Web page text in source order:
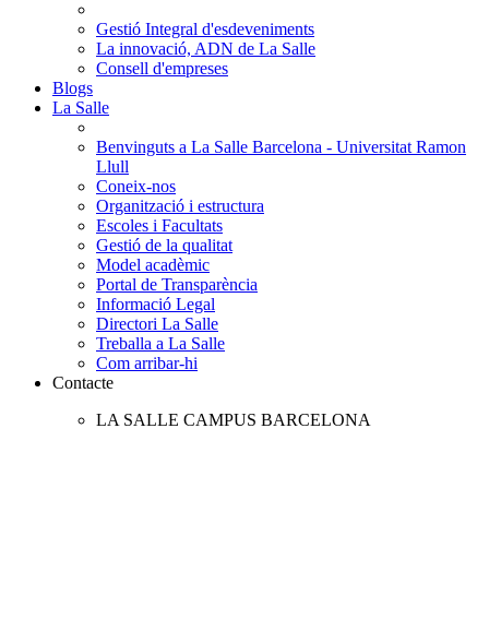
Gestió Integral d'esdeveniments
La innovació, ADN de La Salle
Consell d'empreses
Blogs
La Salle
Benvinguts a La Salle Barcelona - Universitat Ramon
Llull
Coneix-nos
Organització i estructura
Escoles i Facultats
Gestió de la qualitat
Model acadèmic
Portal de Transparència
Informació Legal
Directori La Salle
Treballa a La Salle
Com arribar-hi
Contacte
LA SALLE CAMPUS BARCELONA